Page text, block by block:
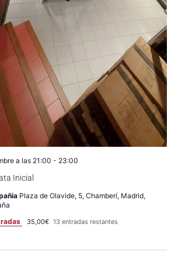
Inicial
a las 21:00 - 23:00
Plaza de Olavide, 5, Chamberí, Madrid,
35,00€ 13 entradas restantes